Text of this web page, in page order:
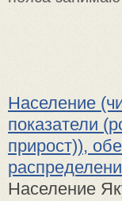
Население
показатели
прирост)),
Население